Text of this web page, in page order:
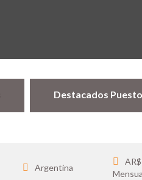
Destacados
Argentina